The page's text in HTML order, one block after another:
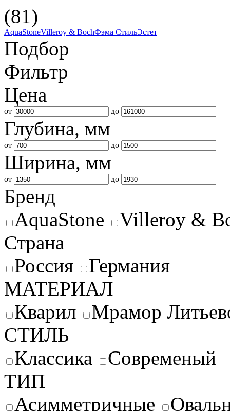
(81)
AquaStoneVilleroy & BochФэма СтильЭстет
Подбор
Фильтр
Цена
от до
Глубина, мм
от до
Ширина, мм
от до
Бренд
AquaStone
Villeroy &
Страна
Россия
Германия
МАТЕРИАЛ
Кварил
Мрамор
СТИЛЬ
Классика
Современый
ТИП
Асимметричные